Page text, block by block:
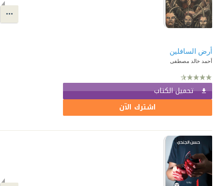
أرض السافلين
أحمد خالد مصطفى
تحميل الكتاب
اشترك الآن